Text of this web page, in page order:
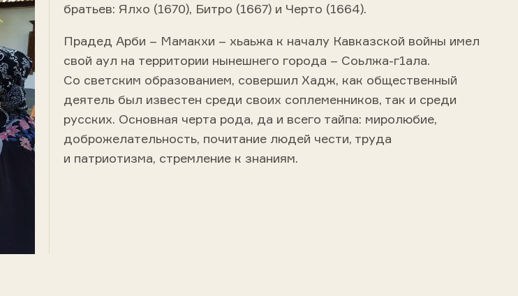
братьев: Ялхо (1670), Битро (1667) и Черто (1664).
Прадед Арби – Мамакхи – хьаьжа к началу Кавказской войны имел
свой аул на территории нынешнего города – Соьлжа-г1ала.
Со светским образованием, совершил Хадж, как общественный
деятель был известен среди своих соплеменников, так и среди
русских. Основная черта рода, да и всего тайпа: миролюбие,
доброжелательность, почитание людей чести, труда
и патриотизма, стремление к знаниям.